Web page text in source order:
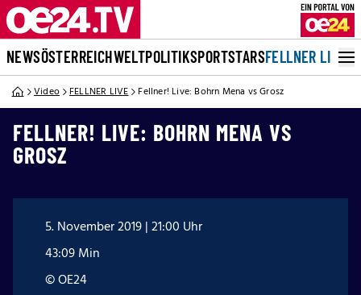
NEWSÖSTERREICHWELTPOLITIKSPORTSTARSFELLNER LIVE
Video FELLNER LIVE Fellner! Live: Bohrn Mena vs Grosz
FELLNER! LIVE: BOHRN MENA VS
GROSZ
5. November 2019 | 21:00 Uhr
43:09 Min
© OE24